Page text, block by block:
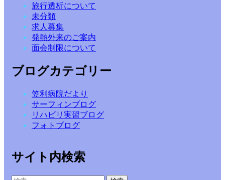
旅行透析について
未分類
求人募集
発熱外来のご案内
面会制限について
ブログカテゴリー
笠利病院だより
サーフィンブログ
リハビリ実習ブログ
フォトブログ
サイト内検索